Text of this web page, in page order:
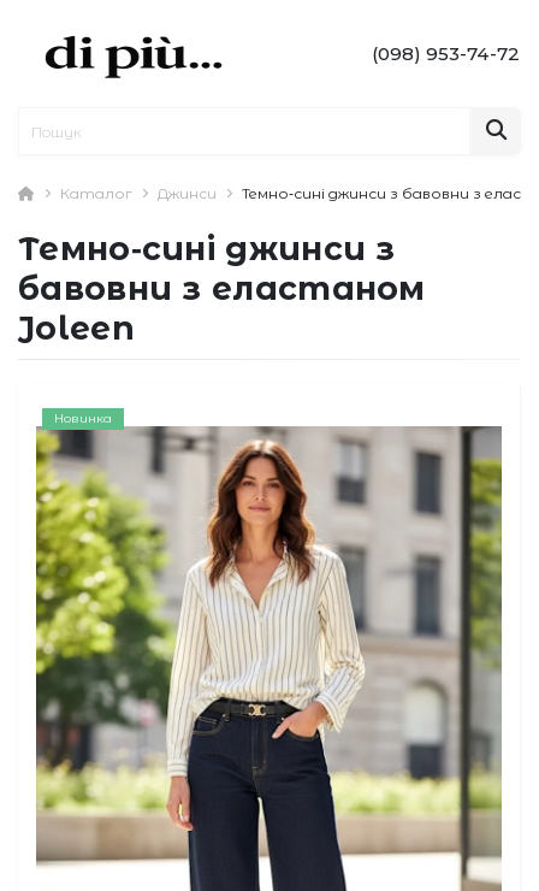
(098) 953-74-72
Каталог Джинси Темно‑сині джинси з бавовни з
Темно‑сині джинси з
бавовни з еластаном
Joleen
Новинка